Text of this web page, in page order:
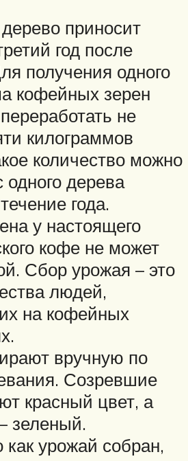
приносит
год после
получения одного
кофейных зерен
не
килограммов
количество можно
одного дерева
года.
у настоящего
кофе не может
Сбор урожая – это
людей,
на кофейных
вручную по
Созревшие
красный цвет, а
зеленый.
как урожай собран,